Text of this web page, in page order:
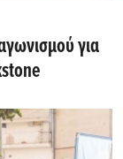
για